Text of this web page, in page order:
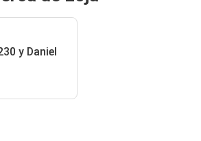
y Daniel